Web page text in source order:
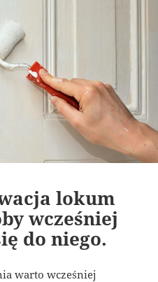
lokum
wcześniej
do niego.
warto wcześniej